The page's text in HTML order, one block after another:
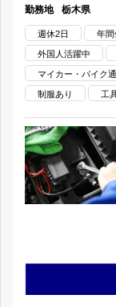
栃木県
週休2日 年間
外国人活躍中
マイカー・バイク
制服あり 工